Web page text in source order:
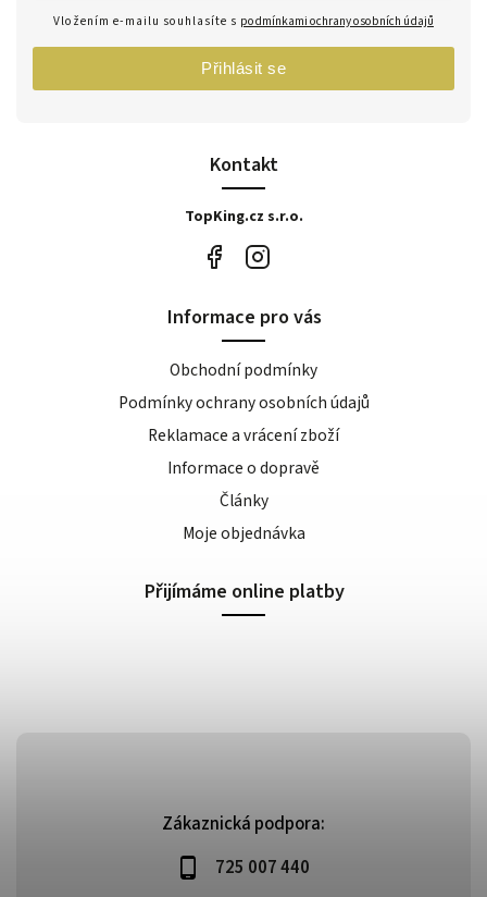
Zákaznická podpora:
725 007 440
Kontakt
TopKing.cz s.r.o.
Vložením e-mailu souhlasíte s podmínkami ochrany osobních údajů
Přihlásit se
Informace pro vás
Obchodní podmínky
Podmínky ochrany osobních údajů
Reklamace a vrácení zboží
Informace o dopravě
Články
Moje objednávka
Přijímáme online platby